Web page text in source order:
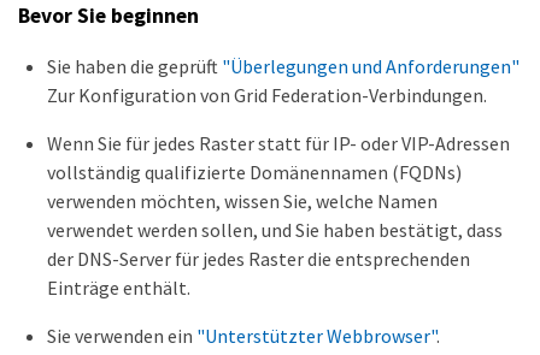
Bevor Sie beginnen
Sie haben die geprüft "Überlegungen und Anforderungen"
Zur Konfiguration von Grid Federation-Verbindungen.
Wenn Sie für jedes Raster statt für IP- oder VIP-Adressen
vollständig qualifizierte Domänennamen (FQDNs)
verwenden möchten, wissen Sie, welche Namen
verwendet werden sollen, und Sie haben bestätigt, dass
der DNS-Server für jedes Raster die entsprechenden
Einträge enthält.
Sie verwenden ein "Unterstützter Webbrowser".